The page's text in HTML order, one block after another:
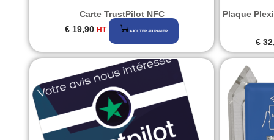
Carte TrustPilot NFC
€ 19,90 HT AJOUTER AU PANIER
Plaque
€